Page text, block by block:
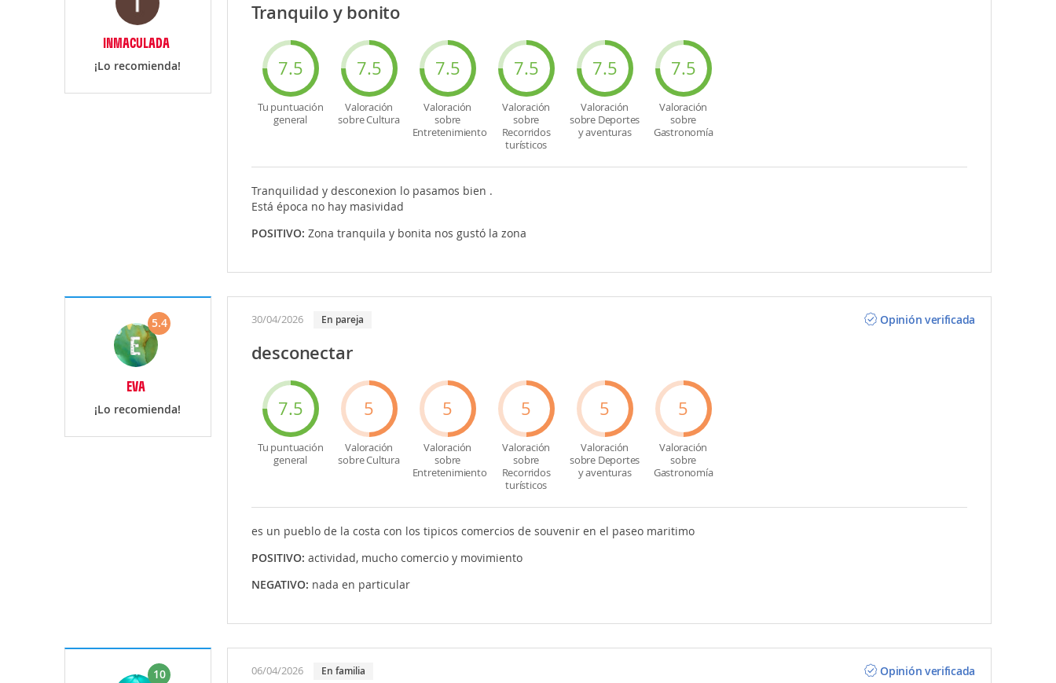
INMACULADA
¡Lo recomienda!
Tranquilo y bonito
7.5
Tu puntuación
general
7.5
Valoración
sobre Cultura
7.5
Valoración
sobre
Entretenimiento
7.5
Valoración
sobre
Recorridos
turísticos
7.5
Valoración
sobre Deportes
y aventuras
7.5
Valoración
sobre
Gastronomía
Tranquilidad y desconexion lo pasamos bien .
Está época no hay masividad
POSITIVO: Zona tranquila y bonita nos gustó la zona
5.4
EVA
¡Lo recomienda!
30/04/2026 En pareja Opinión verificada
desconectar
7.5
Tu puntuación
general
5
Valoración
sobre Cultura
5
Valoración
sobre
Entretenimiento
5
Valoración
sobre
Recorridos
turísticos
5
Valoración
sobre Deportes
y aventuras
5
Valoración
sobre
Gastronomía
es un pueblo de la costa con los tipicos comercios de souvenir en el paseo maritimo
POSITIVO: actividad, mucho comercio y movimiento
NEGATIVO: nada en particular
10 06/04/2026 En familia Opinión verificada